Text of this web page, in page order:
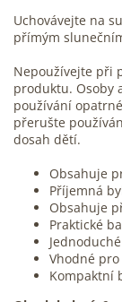
Uchovávejte na
přímým
Nepoužívejte při
produktu. Osoby
používání
přerušte
dosah dětí.
Obsahuje
Příjemná
Obsahuje
Praktické
Vhodné
Kompaktní